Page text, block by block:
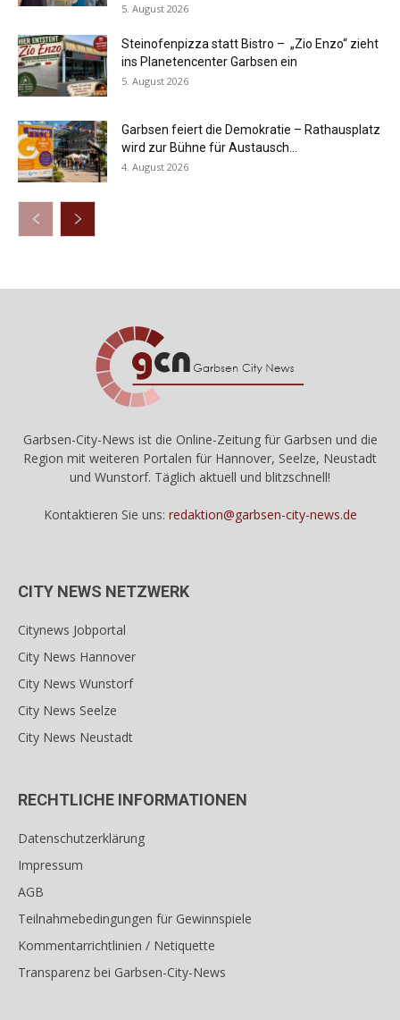
5. August 2026
Steinofenpizza statt Bistro – „Zio Enzo“ zieht
ins Planetencenter Garbsen ein
5. August 2026
Garbsen feiert die Demokratie – Rathausplatz
wird zur Bühne für Austausch...
4. August 2026
Garbsen-City-News ist die Online-Zeitung für Garbsen und die
Region mit weiteren Portalen für Hannover, Seelze, Neustadt
und Wunstorf. Täglich aktuell und blitzschnell!
Kontaktieren Sie uns: redaktion@garbsen-city-news.de
CITY NEWS NETZWERK
Citynews Jobportal
City News Hannover
City News Wunstorf
City News Seelze
City News Neustadt
RECHTLICHE INFORMATIONEN
Datenschutzerklärung
Impressum
AGB
Teilnahmebedingungen für Gewinnspiele
Kommentarrichtlinien / Netiquette
Transparenz bei Garbsen-City-News